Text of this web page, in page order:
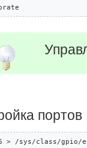
портов
> /sys/class/gpio/